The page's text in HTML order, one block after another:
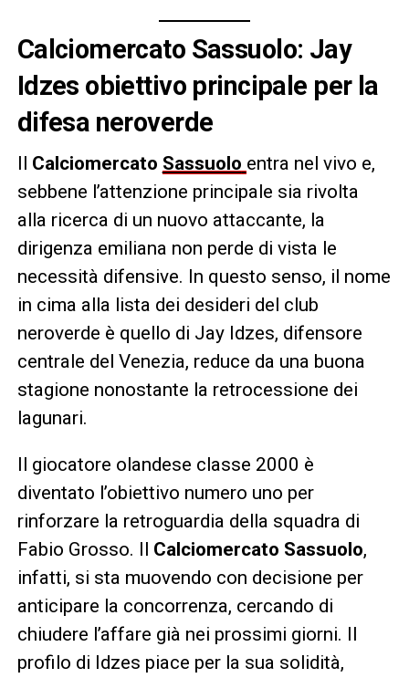
Calciomercato Sassuolo: Jay
Idzes obiettivo principale per la
difesa neroverde
Il Calciomercato Sassuolo entra nel vivo e,
sebbene l’attenzione principale sia rivolta
alla ricerca di un nuovo attaccante, la
dirigenza emiliana non perde di vista le
necessità difensive. In questo senso, il nome
in cima alla lista dei desideri del club
neroverde è quello di Jay Idzes, difensore
centrale del Venezia, reduce da una buona
stagione nonostante la retrocessione dei
lagunari.
Il giocatore olandese classe 2000 è
diventato l’obiettivo numero uno per
rinforzare la retroguardia della squadra di
Fabio Grosso. Il Calciomercato Sassuolo,
infatti, si sta muovendo con decisione per
anticipare la concorrenza, cercando di
chiudere l’affare già nei prossimi giorni. Il
profilo di Idzes piace per la sua solidità,